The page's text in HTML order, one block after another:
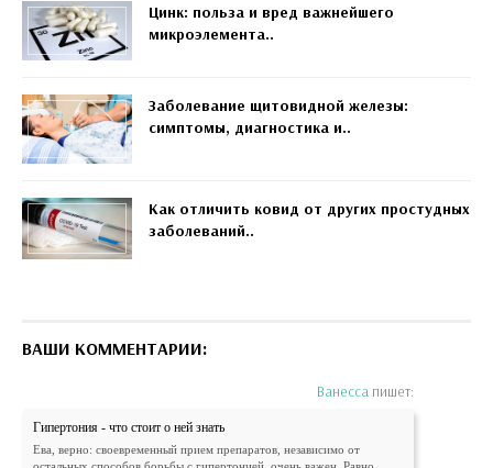
Цинк: польза и вред важнейшего
микроэлемента..
Заболевание щитовидной железы:
симптомы, диагностика и..
Как отличить ковид от других простудных
заболеваний..
ВАШИ КОММЕНТАРИИ:
Ванесса пишет:
Гипертония - что стоит о ней знать
Ева, верно: своевременный прием препаратов, независимо от